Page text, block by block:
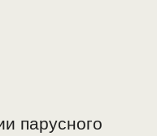
парусного